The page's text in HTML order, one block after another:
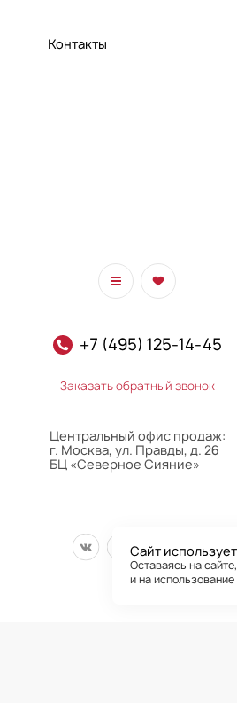
Контакты
+7 (495) 125-14-45
Заказать обратный звонок
Центральный офис продаж:
г. Москва, ул. Правды, д. 26
БЦ «Северное Сияние»
Сайт
Оставаясь на
и на